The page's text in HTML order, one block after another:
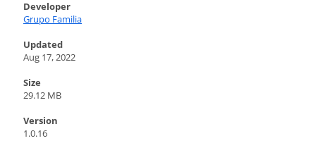
Developer
Grupo Familia
Updated
Aug 17, 2022
Size
29.12 MB
Version
1.0.16